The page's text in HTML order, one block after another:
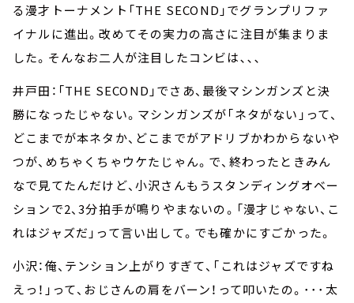
る漫才トーナメント「THE SECOND」でグランプリファ
イナルに進出。改めてその実力の高さに注目が集まりま
した。そんなお二人が注目したコンビは､､､
井戸田：「THE SECOND」でさあ、最後マシンガンズと決
勝になったじゃない。マシンガンズが「ネタがない」って、
どこまでが本ネタか、どこまでがアドリブかわからないや
つが、めちゃくちゃウケたじゃん。で、終わったときみん
なで見てたんだけど、小沢さんもうスタンディングオベー
ションで2、3分拍手が鳴りやまないの。「漫才じゃない、こ
れはジャズだ」って言い出して。でも確かにすごかった。
小沢：俺、テンション上がりすぎて、「これはジャズですね
えっ！」って、おじさんの肩をバーン！って叩いたの。･･･太